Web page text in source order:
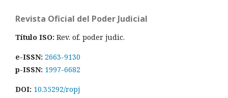
Revista Oficial del Poder Judicial
Título ISO: Rev. of. poder judic.
e-ISSN: 2663-9130
p-ISSN: 1997-6682
DOI: 10.35292/ropj